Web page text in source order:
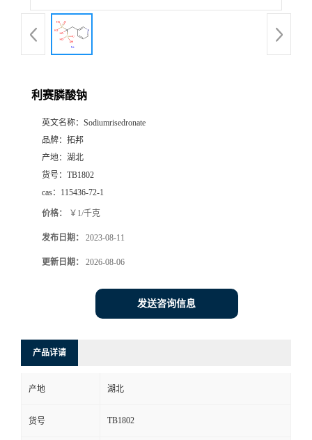
利赛膦酸钠
英文名称： Sodiumrisedronate
品牌： 拓邦
产地： 湖北
货号： TB1802
cas： 115436-72-1
价格： ￥1/千克
发布日期： 2023-08-11
更新日期： 2026-08-06
发送咨询信息
产品详请
产地 湖北
货号 TB1802